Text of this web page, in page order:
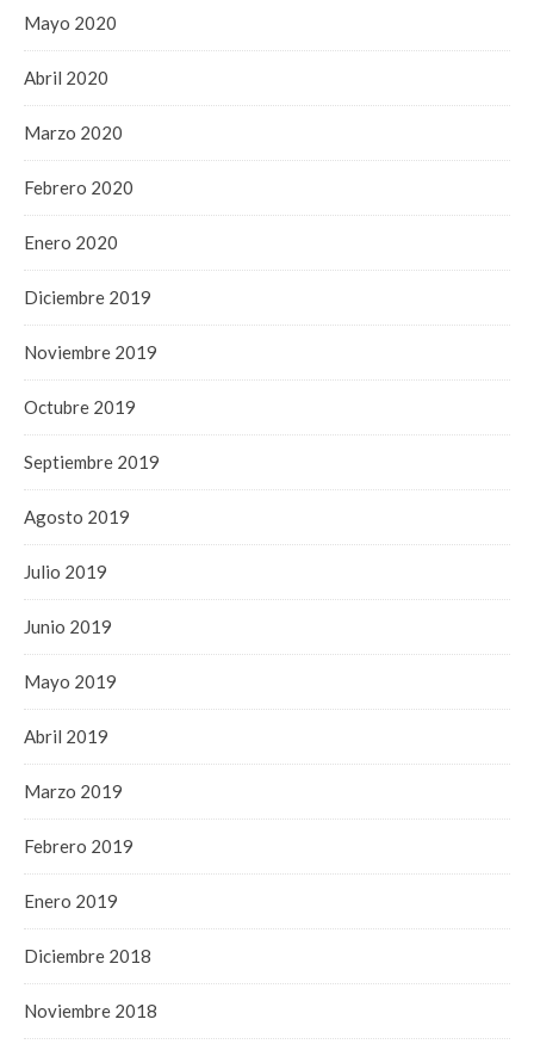
Mayo 2020
Abril 2020
Marzo 2020
Febrero 2020
Enero 2020
Diciembre 2019
Noviembre 2019
Octubre 2019
Septiembre 2019
Agosto 2019
Julio 2019
Junio 2019
Mayo 2019
Abril 2019
Marzo 2019
Febrero 2019
Enero 2019
Diciembre 2018
Noviembre 2018